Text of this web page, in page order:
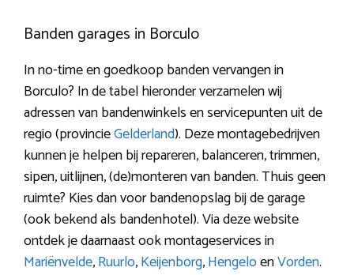
Banden garages in Borculo
In no-time en goedkoop banden vervangen in
Borculo? In de tabel hieronder verzamelen wij
adressen van bandenwinkels en servicepunten uit de
regio (provincieGelderland). Deze montagebedrijven
kunnen je helpen bij repareren, balanceren, trimmen,
sipen, uitlijnen, (de)monteren van banden. Thuis geen
ruimte? Kies dan voor bandenopslag bij de garage
(ook bekend als bandenhotel). Via deze website
ontdek je daarnaast ook montageservices in
Mariënvelde,Ruurlo,Keijenborg,HengeloenVorden.